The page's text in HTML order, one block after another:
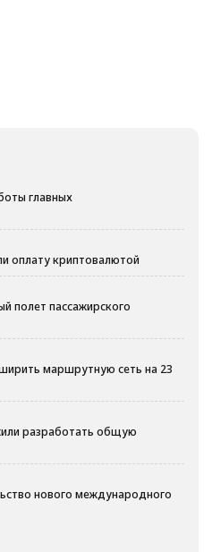
главных
оплату криптовалютой
полет пассажирского
маршрутную сеть на 23
разработать общую
нового международного